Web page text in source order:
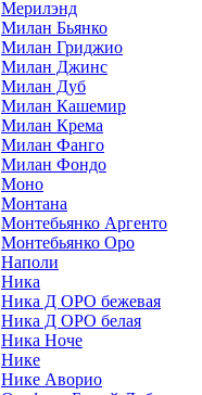
Мерилэнд
Милан Бьянко
Милан Гриджио
Милан Джинс
Милан Дуб
Милан Кашемир
Милан Крема
Милан Фанго
Милан Фондо
Моно
Монтана
Монтебьянко Аргенто
Монтебьянко Оро
Наполи
Ника
Ника Д ОРО бежевая
Ника Д ОРО белая
Ника Ноче
Нике
Нике Аворио